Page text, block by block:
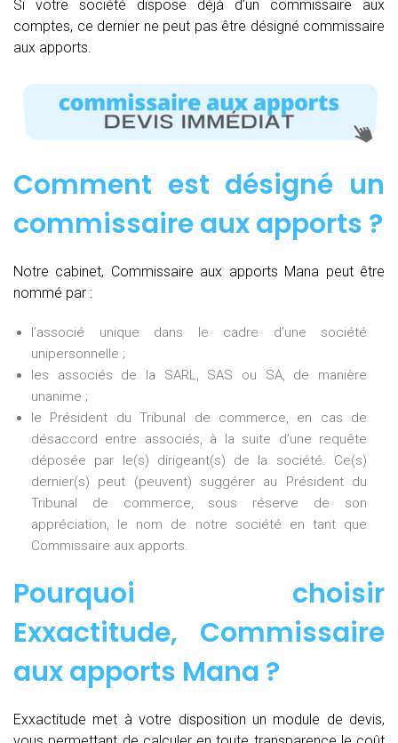
Si votre société dispose déjà d’un commissaire aux
comptes, ce dernier ne peut pas être désigné commissaire
aux apports.
Comment est désigné un
commissaire aux apports ?
Notre cabinet, Commissaire aux apports Mana peut être
nommé par :
l’associé unique dans le cadre d’une société
unipersonnelle ;
les associés de la SARL, SAS ou SA, de manière
unanime ;
le Président du Tribunal de commerce, en cas de
désaccord entre associés, à la suite d’une requête
déposée par le(s) dirigeant(s) de la société. Ce(s)
dernier(s) peut (peuvent) suggérer au Président du
Tribunal de commerce, sous réserve de son
appréciation, le nom de notre société en tant que
Commissaire aux apports.
Pourquoi choisir
Exxactitude, Commissaire
aux apports Mana ?
Exxactitude met à votre disposition un module de devis,